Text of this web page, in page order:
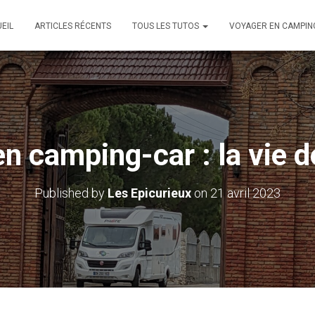
ARTICLES RÉCENTS TOUS LES TUTOS VOYAGER EN
camping-car : la vie
Published by Les Epicurieuxon21 avril 2023